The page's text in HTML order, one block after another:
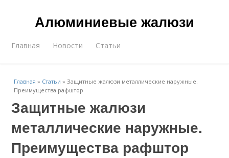
Алюминиевые жалюзи
Главная Новости Статьи
Главная » Статьи »Защитные жалюзи металлические наружные.
Преимущества рафштор
Защитные жалюзи
металлические наружные.
Преимущества рафштор